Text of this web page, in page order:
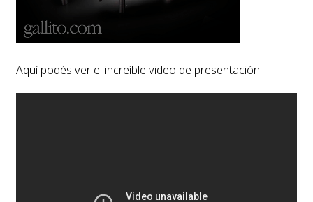
Aquí podés ver el increíble video de presentación: